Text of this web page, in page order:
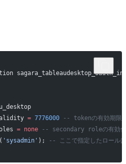
= 7776000 -- tokenの有効期限。
= none -- secondary roleの有効化に
'sysadmin' ); -- ここで指定したロール